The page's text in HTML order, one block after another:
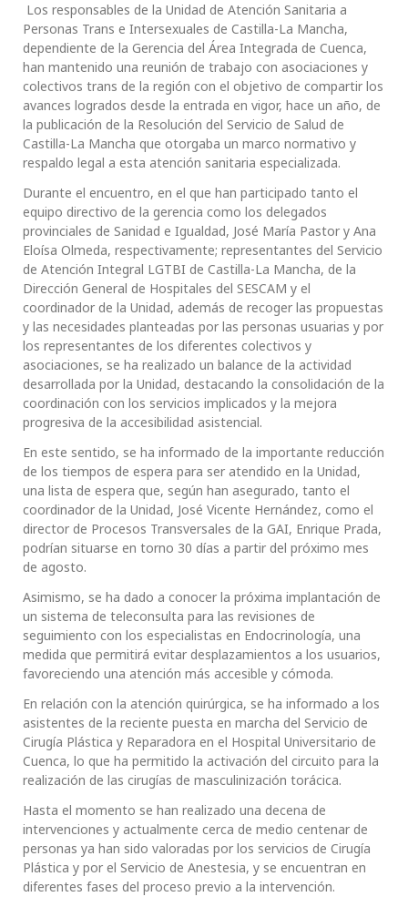
Los responsables de la Unidad de Atención Sanitaria a
Personas Trans e Intersexuales de Castilla-La Mancha,
dependiente de la Gerencia del Área Integrada de Cuenca,
han mantenido una reunión de trabajo con asociaciones y
colectivos trans de la región con el objetivo de compartir los
avances logrados desde la entrada en vigor, hace un año, de
la publicación de la Resolución del Servicio de Salud de
Castilla-La Mancha que otorgaba un marco normativo y
respaldo legal a esta atención sanitaria especializada.
Durante el encuentro, en el que han participado tanto el
equipo directivo de la gerencia como los delegados
provinciales de Sanidad e Igualdad, José María Pastor y Ana
Eloísa Olmeda, respectivamente; representantes del Servicio
de Atención Integral LGTBI de Castilla-La Mancha, de la
Dirección General de Hospitales del SESCAM y el
coordinador de la Unidad, además de recoger las propuestas
y las necesidades planteadas por las personas usuarias y por
los representantes de los diferentes colectivos y
asociaciones, se ha realizado un balance de la actividad
desarrollada por la Unidad, destacando la consolidación de la
coordinación con los servicios implicados y la mejora
progresiva de la accesibilidad asistencial.
En este sentido, se ha informado de la importante reducción
de los tiempos de espera para ser atendido en la Unidad,
una lista de espera que, según han asegurado, tanto el
coordinador de la Unidad, José Vicente Hernández, como el
director de Procesos Transversales de la GAI, Enrique Prada,
podrían situarse en torno 30 días a partir del próximo mes
de agosto.
Asimismo, se ha dado a conocer la próxima implantación de
un sistema de teleconsulta para las revisiones de
seguimiento con los especialistas en Endocrinología, una
medida que permitirá evitar desplazamientos a los usuarios,
favoreciendo una atención más accesible y cómoda.
En relación con la atención quirúrgica, se ha informado a los
asistentes de la reciente puesta en marcha del Servicio de
Cirugía Plástica y Reparadora en el Hospital Universitario de
Cuenca, lo que ha permitido la activación del circuito para la
realización de las cirugías de masculinización torácica.
Hasta el momento se han realizado una decena de
intervenciones y actualmente cerca de medio centenar de
personas ya han sido valoradas por los servicios de Cirugía
Plástica y por el Servicio de Anestesia, y se encuentran en
diferentes fases del proceso previo a la intervención.